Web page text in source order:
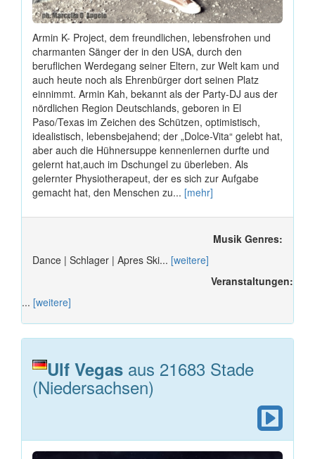
Armin K- Project, dem freundlichen, lebensfrohen und
charmanten Sänger der in den USA, durch den
beruflichen Werdegang seiner Eltern, zur Welt kam und
auch heute noch als Ehrenbürger dort seinen Platz
einnimmt. Armin Kah, bekannt als der Party-DJ aus der
nördlichen Region Deutschlands, geboren in El
Paso/Texas im Zeichen des Schützen, optimistisch,
idealistisch, lebensbejahend; der „Dolce-Vita“ gelebt hat,
aber auch die Hühnersuppe kennenlernen durfte und
gelernt hat,auch im Dschungel zu überleben. Als
gelernter Physiotherapeut, der es sich zur Aufgabe
gemacht hat, den Menschen zu... [mehr]
Musik Genres:
Dance | Schlager | Apres Ski... [weitere]
Veranstaltungen:
... [weitere]
Ulf Vegas aus 21683 Stade
(Niedersachsen)